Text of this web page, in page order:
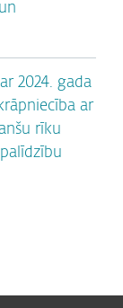
2024. gada
ar
rīku